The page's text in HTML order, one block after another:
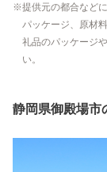
提供元の都合など
パッケージ、原材
礼品のパッケージ
い。
静岡県御殿場市